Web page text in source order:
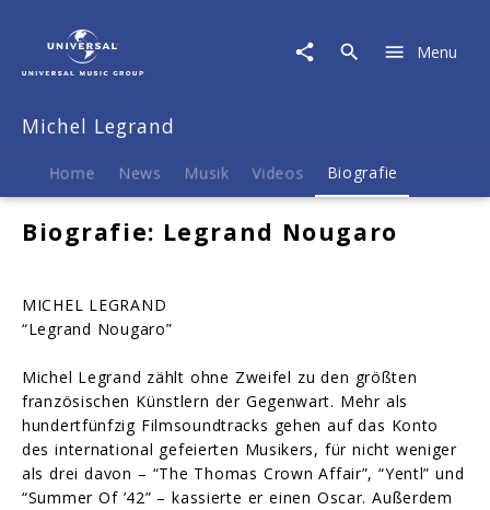
Biografie
Menu
Michel Legrand
Home News Musik Videos Biografie
Biografie: Legrand Nougaro
MICHEL LEGRAND
“Legrand Nougaro”
Michel Legrand zählt ohne Zweifel zu den größten
französischen Künstlern der Gegenwart. Mehr als
hundertfünfzig Filmsoundtracks gehen auf das Konto
des international gefeierten Musikers, für nicht weniger
als drei davon – “The Thomas Crown Affair”, “Yentl” und
“Summer Of ’42” – kassierte er einen Oscar. Außerdem